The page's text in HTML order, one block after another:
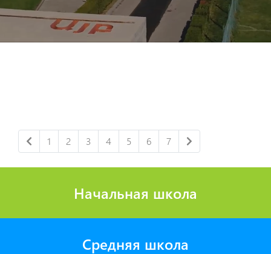
1 2 3 4 5 6 7
Начальная школа
Средняя школа